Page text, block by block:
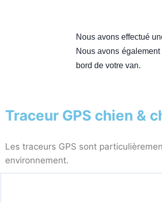
Nous avons effectué
Nous avons
bord de votre van.
Traceur GPS chien &
Les traceurs GPS sont
environnement.